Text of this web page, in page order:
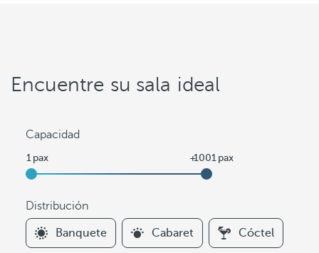
Encuentre su sala ideal
Capacidad
Distribución
F
i
Banquete Cabaret Cóctel